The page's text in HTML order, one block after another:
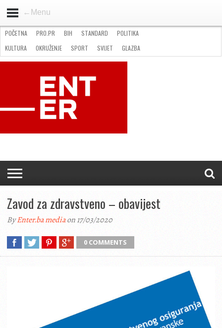
←Menu
STANDARD
GOSPODARSTVO
OKRUŽENJE
POČETNA PRO.PR BIH STANDARD
POLITIKA
KULTURA
OKRUŽENJE SPORT SVIJET
GLAZBA
NATJEČAJI
FILMING LOCATION IN BH KONTAKT
Zavod za zdravstveno – obavijest
ByEnter.ba mediaon 17/03/2020
0 COMMENTS